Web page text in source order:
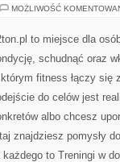
MOŻLIWOŚĆ
to miejsce dla
schudnąć oraz
fitness łączy się
do celów jest
albo chcesz
znajdziesz pomysły
to Treningi w